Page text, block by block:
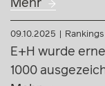
Schulungen
06.11.2025
ctrl + law |